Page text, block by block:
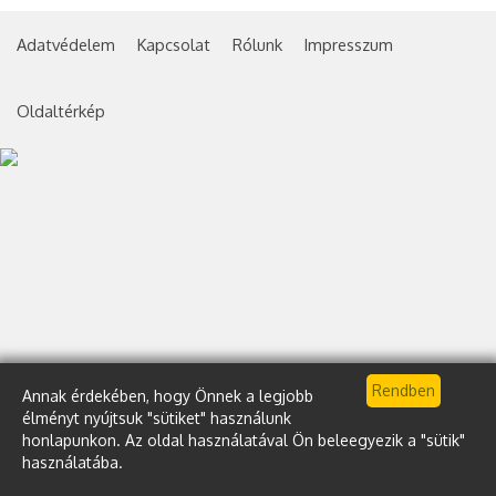
Annak érdekében, hogy Önnek a legjobb
élményt nyújtsuk "sütiket" használunk
honlapunkon. Az oldal használatával Ön beleegyezik a "sütik"
használatába.
Adatvédelem Kapcsolat Rólunk Impresszum
Oldaltérkép